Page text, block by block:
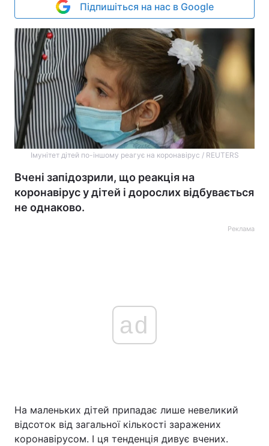
Підпишіться на нас в Google
Імунітет дітей по-іншому реагує на коронавірус / REUTERS
Вчені запідозрили, що реакція на
коронавірус у дітей і дорослих відбувається
не однаково.
Реклама
ad
На маленьких дітей припадає лише невеликий
відсоток від загальної кількості заражених
коронавірусом. І ця тенденція дивує вчених.